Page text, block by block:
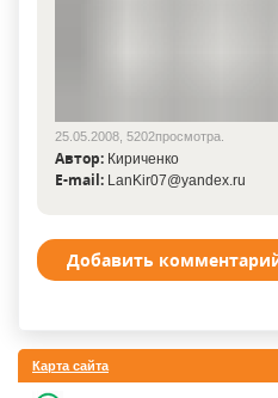
25.05.2008, 5202просмотра.
Автор: Кириченко
E-mail: LanKir07@yandex.ru
Добавить
Карта сайта